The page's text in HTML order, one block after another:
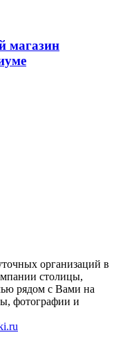
магазин
организаций в
столицы,
рядом с Вами на
фотографии и